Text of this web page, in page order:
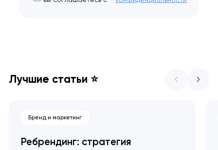
Лучшие статьи ⭐
Бренд и маркетинг
Ребрендинг: стратегия